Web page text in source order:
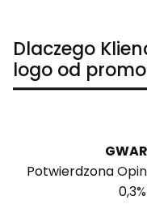
Dlaczego
logo od
Potwierdzona